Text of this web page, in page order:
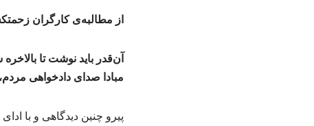
از مطالبه‌ی کارگران
آن‌قدر باید نوشت تا
مبادا صدای دادخواهی
پیرو چنین دیدگاهی و با